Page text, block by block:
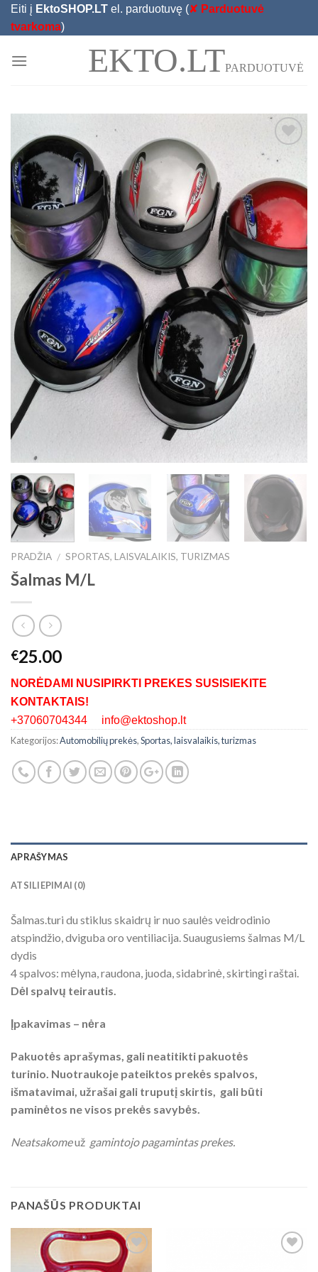
Skip
Eiti į EktoSHOP.LT el. parduotuvę (✘ Parduotuvė
tvarkoma)
EKTO.LTPARDUOTUVĖ
Add to
PRADŽIA / SPORTAS, LAISVALAIKIS, TURIZMAS
Šalmas M/L
€25.00
NORĖDAMI NUSIPIRKTI PREKES SUSISIEKITE
KONTAKTAIS!
+37060704344 info@ektoshop.lt
Kategorijos:Automobilių prekės,Sportas, laisvalaikis, turizmas
APRAŠYMAS
ATSILIEPIMAI (0)
Šalmas.turi du stiklus skaidrų ir nuo saulės veidrodinio
atspindžio, dviguba oro ventiliacija. Suaugusiems šalmas M/L
dydis
4 spalvos: mėlyna, raudona, juoda, sidabrinė, skirtingi raštai.
Dėl spalvų teirautis.
Įpakavimas – nėra
Pakuotės aprašymas, gali neatitikti pakuotės
turinio. Nuotraukoje pateiktos prekės spalvos,
išmatavimai, užrašai gali truputį skirtis, gali būti
paminėtos ne visos prekės savybės.
Neatsakomeuž gamintojo pagamintas prekes.
PANAŠŪS PRODUKTAI
Add to